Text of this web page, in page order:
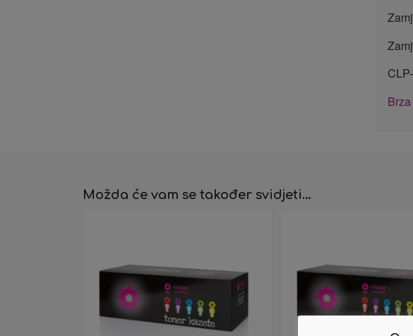
Možda će vam se također svidjeti…